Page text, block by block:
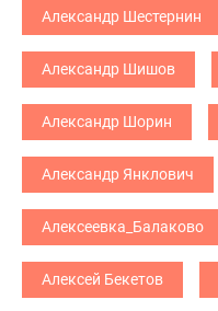
Александр Шестернин
Александр Шишов
Александр Шорин
Александр Янклович
Алексеевка_Балаково
Алексей Бекетов